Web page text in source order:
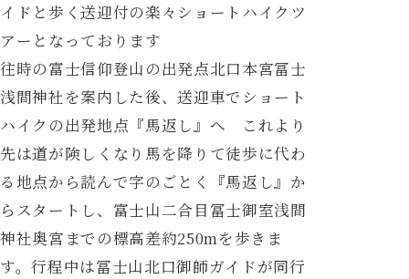
イドと歩く送迎付の楽々ショートハイクツ
アーとなっております
往時の富士信仰登山の出発点北口本宮冨士
浅間神社を案内した後、送迎車でショート
ハイクの出発地点『馬返し』へ これより
先は道が険しくなり馬を降りて徒歩に代わ
る地点から読んで字のごとく『馬返し』か
らスタートし、富士山二合目冨士御室浅間
神社奥宮までの標高差約250mを歩きま
す。行程中は冨士山北口御師ガイドが同行